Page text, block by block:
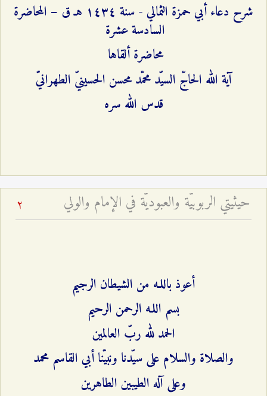
شرح دعاء أبي حمزة الثمالي - سنة ۱٤٣٤ هـ ق – المحاضرة
السادسة عشرة
محاضرة ألقاها
آية الله الحاجّ السيّد محمّد محسن الحسينيّ الطهرانيّ
قدس الله سره
حيثيتي الربوبيّة والعبوديّة في الإمام والولي 2
أعوذ باللـه من الشيطان الرجيم
بسم اللـه الرحمن الرحيم
الحمد لله ربّ العالمين
والصلاة والسلام على سيّدنا ونبيّنا أبي القاسم محمد
وعلى آله الطيبين الطاهرين